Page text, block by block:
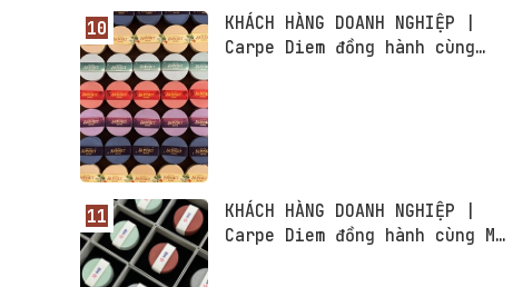
KHÁCH HÀNG DOANH NGHIỆP |
Carpe Diem đồng hành cùng
KHÁCH HÀNG DOANH NGHIỆP |
Carpe Diem đồng hành cùng MB